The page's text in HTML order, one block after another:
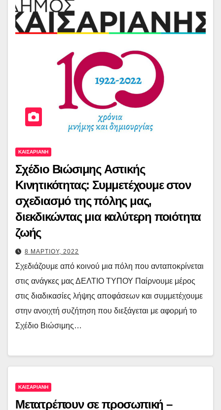
ΚΑΙΣΑΡΙΑΝΗ
Σχέδιο Βιώσιμης Αστικής
Κινητικότητας: Συμμετέχουμε στον
σχεδιασμό της πόλης μας,
διεκδικώντας μια καλύτερη ποιότητα
ζωής
8 ΜΑΡΤΙΟΥ, 2022
Σχεδιάζουμε από κοινού μια πόλη που ανταποκρίνεται
στις ανάγκες μας ΔΕΛΤΙΟ ΤΥΠΟΥ Παίρνουμε μέρος
στις διαδικασίες λήψης αποφάσεων και συμμετέχουμε
στην ανοιχτή συζήτηση που διεξάγεται με αφορμή το
Σχέδιο Βιώσιμης…
ΚΑΙΣΑΡΙΑΝΗ
Μετατρέπουν σε προσωπική –